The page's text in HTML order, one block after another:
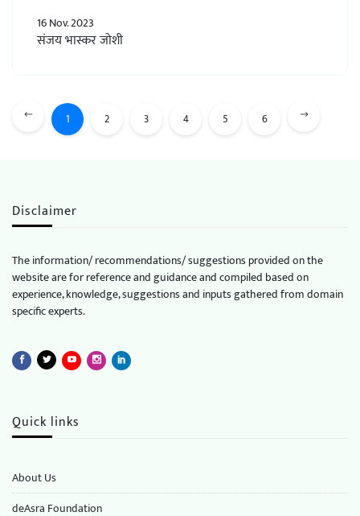
16 Nov. 2023
संजय भास्कर जोशी
1 2 3 4 5 6
Disclaimer
The information/ recommendations/ suggestions provided on the
website are for reference and guidance and compiled based on
experience, knowledge, suggestions and inputs gathered from domain
specific experts.
Quick links
About Us
deAsra Foundation